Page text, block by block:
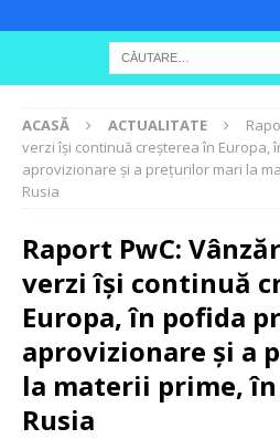
ACASĂ ACTUALITATE
verzi își continuă creșterea în
aprovizionare și a prețurilor mari la
Rusia
Raport PwC:
verzi își continuă
Europa, în pofida
aprovizionare și a
la materii prime,
Rusia